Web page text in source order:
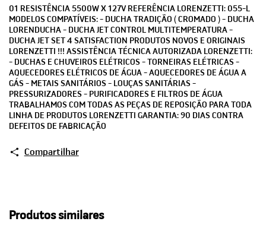
01 RESISTÊNCIA 5500W X 127V REFERÊNCIA LORENZETTI: 055-L
MODELOS COMPATÍVEIS: - DUCHA TRADIÇÃO ( CROMADO ) - DUCHA
LORENDUCHA - DUCHA JET CONTROL MULTITEMPERATURA -
DUCHA JET SET 4 SATISFACTION PRODUTOS NOVOS E ORIGINAIS
LORENZETTI !!! ASSISTÊNCIA TÉCNICA AUTORIZADA LORENZETTI:
- DUCHAS E CHUVEIROS ELÉTRICOS - TORNEIRAS ELÉTRICAS -
AQUECEDORES ELÉTRICOS DE ÁGUA - AQUECEDORES DE ÁGUA A
GÁS - METAIS SANITÁRIOS - LOUÇAS SANITÁRIAS -
PRESSURIZADORES - PURIFICADORES E FILTROS DE ÁGUA
TRABALHAMOS COM TODAS AS PEÇAS DE REPOSIÇÃO PARA TODA
LINHA DE PRODUTOS LORENZETTI GARANTIA: 90 DIAS CONTRA
DEFEITOS DE FABRICAÇÃO
Compartilhar
Produtos similares